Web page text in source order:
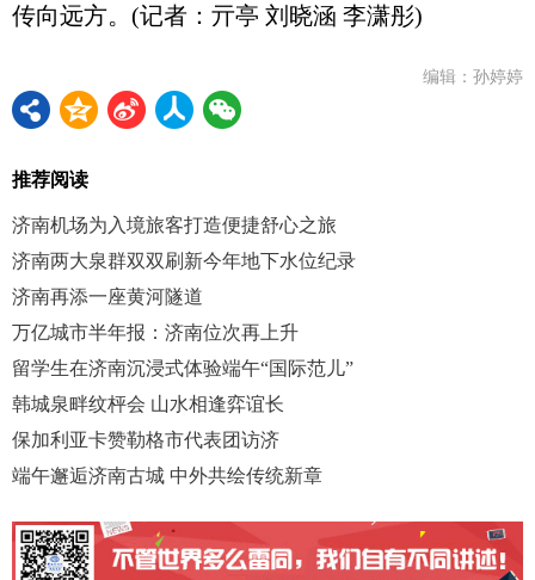
传向远方。(记者：亓亭 刘晓涵 李潇彤)
编辑：孙婷婷
推荐阅读
济南机场为入境旅客打造便捷舒心之旅
济南两大泉群双双刷新今年地下水位纪录
济南再添一座黄河隧道
万亿城市半年报：济南位次再上升
留学生在济南沉浸式体验端午“国际范儿”
韩城泉畔纹枰会 山水相逢弈谊长
保加利亚卡赞勒格市代表团访济
端午邂逅济南古城 中外共绘传统新章